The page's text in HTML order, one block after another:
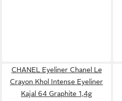
CHANEL Eyeliner Chanel Le
Crayon Khol Intense Eyeliner
Kajal 64 Graphite 1,4g